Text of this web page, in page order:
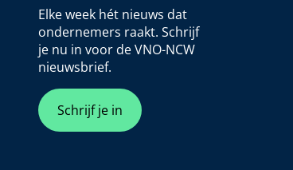
Elke week hét nieuws dat
ondernemers raakt. Schrijf
je nu in voor de VNO-NCW
nieuwsbrief.
Schrijf je in